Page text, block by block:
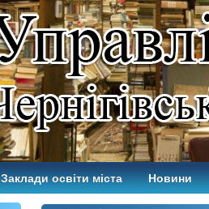
Заклади освіти міста Новини